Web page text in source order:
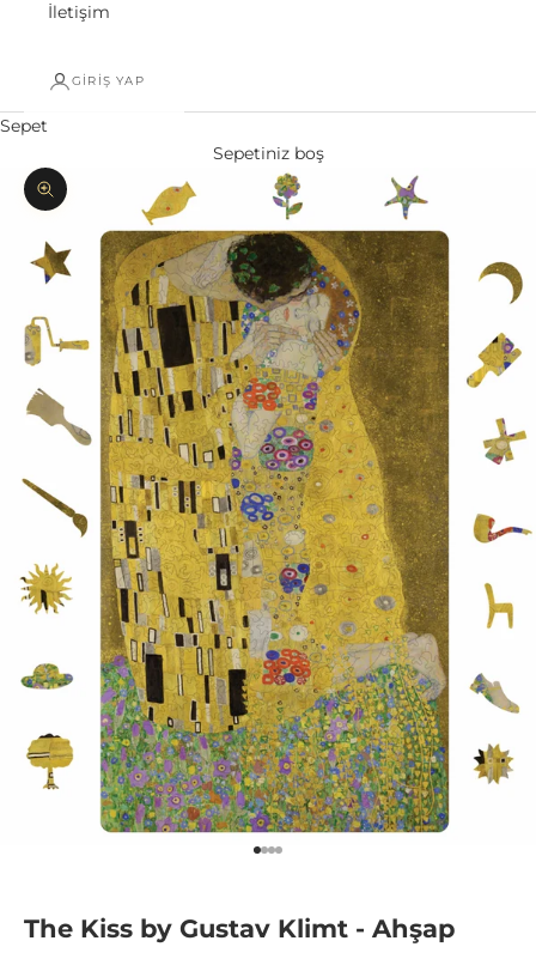
İletişim
GIRIŞ YAP
Sepet
Sepetiniz boş
Yakınlaştır
1 ögesine git
2 ögesine git
3 ögesine git
4 ögesine git
The Kiss by Gustav Klimt - Ahşap